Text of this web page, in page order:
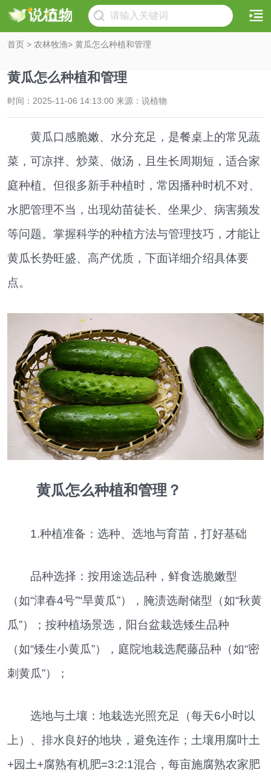
首页 > 农林牧渔> 黄瓜怎么种植和管理
黄瓜怎么种植和管理
时间：2025-11-06 14:13:00 来源：说植物
黄瓜口感脆嫩、水分充足，是餐桌上的常见蔬
菜，可凉拌、炒菜、做汤，且生长周期短，适合家
庭种植。但很多新手种植时，常因播种时机不对、
水肥管理不当，出现幼苗徒长、坐果少、病害频发
等问题。掌握科学的种植方法与管理技巧，才能让
黄瓜长势旺盛、高产优质，下面详细介绍具体要
点。
黄瓜怎么种植和管理？
1.种植准备：选种、选地与育苗，打好基础
品种选择：按用途选品种，鲜食选脆嫩型
（如“津春4号”“旱黄瓜”），腌渍选耐储型（如“秋黄
瓜”）；按种植场景选，阳台盆栽选矮生品种
（如“矮生小黄瓜”），庭院地栽选爬藤品种（如“密
刺黄瓜”）；
选地与土壤：地栽选光照充足（每天6小时以
上）、排水良好的地块，避免连作；土壤用腐叶土
+园土+腐熟有机肥=3:2:1混合，每亩施腐熟农家肥